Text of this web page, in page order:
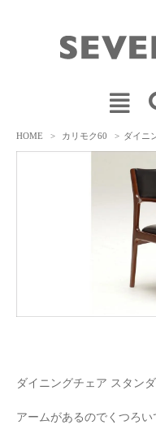
HOME > カリモク60 > ダイニ
ダイニングチェア スタン
アームがあるのでくつろい